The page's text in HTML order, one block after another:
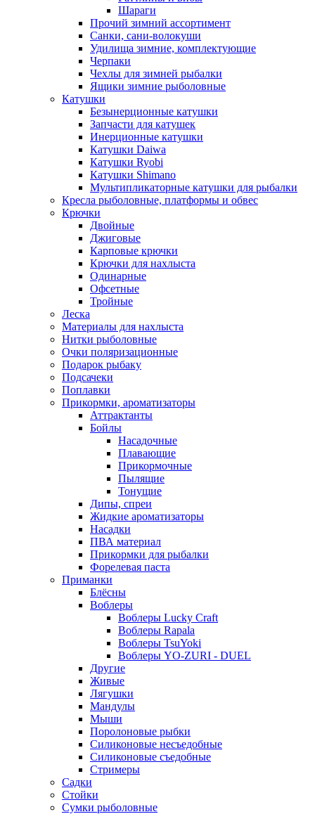
Шараги
Прочий зимний ассортимент
Санки, сани-волокуши
Удилища зимние, комплектующие
Черпаки
Чехлы для зимней рыбалки
Ящики зимние рыболовные
Катушки
Безынерционные катушки
Запчасти для катушек
Инерционные катушки
Катушки Daiwa
Катушки Ryobi
Катушки Shimano
Мультипликаторные катушки для рыбалки
Кресла рыболовные, платформы и обвес
Крючки
Двойные
Джиговые
Карповые крючки
Крючки для нахлыста
Одинарные
Офсетные
Тройные
Леска
Материалы для нахлыста
Нитки рыболовные
Очки поляризационные
Подарок рыбаку
Подсачеки
Поплавки
Прикормки, ароматизаторы
Аттрактанты
Бойлы
Насадочные
Плавающие
Прикормочные
Пылящие
Тонущие
Дипы, спреи
Жидкие ароматизаторы
Насадки
ПВА материал
Прикормки для рыбалки
Форелевая паста
Приманки
Блёсны
Воблеры
Воблеры Lucky Craft
Воблеры Rapala
Воблеры TsuYoki
Воблеры YO-ZURI - DUEL
Другие
Живые
Лягушки
Мандулы
Мыши
Поролоновые рыбки
Силиконовые несъедобные
Силиконовые съедобные
Стримеры
Садки
Стойки
Сумки рыболовные